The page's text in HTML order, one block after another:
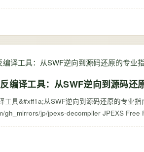
编译工具：从SWF逆向到源码还
具&#xff1a;从SWF逆向到源码还原的专业指南
https://gitcode.com/